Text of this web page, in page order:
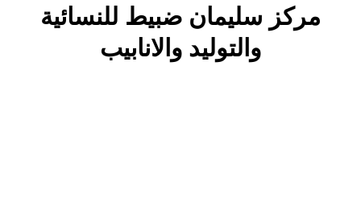
مركز سليمان ضبيط للنسائية
والتوليد والانابيب